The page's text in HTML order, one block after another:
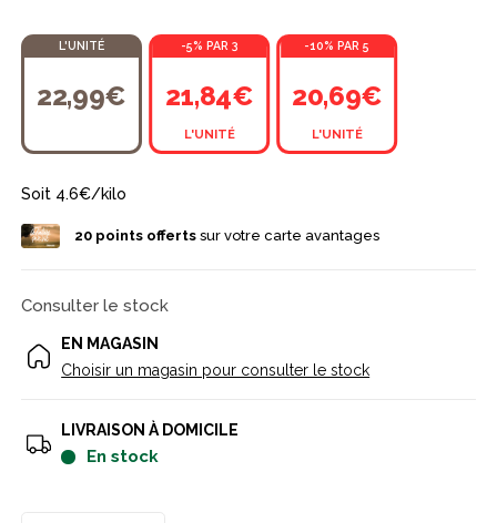
essentielles de thym, romarin, tee tree, menthe …) contribue au
confort respiratoire des animaux. Sa formule est également
des principales carences.
L'UNITÉ
22,99€
-5% PAR 3
21,84€
L'UNITÉ
-10% PAR 5
20,69€
L'UNITÉ
Soit 4.6€/kilo
20points offertssur votre carte avantages
Consulter le stock
EN MAGASIN
Choisir un magasin pour consulter le stock
LIVRAISON À DOMICILE
en stock